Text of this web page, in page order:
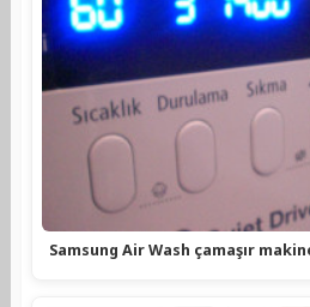
Samsung Air Wash çamaşır